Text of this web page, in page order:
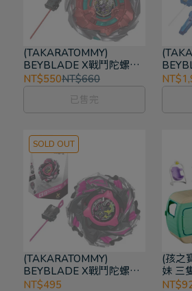
(TAKARATOMMY)
BEYBLADE X戰鬥陀螺
UX-19 子彈獅鷲H
NT$550NT$660
已售完
CX-
SOLD OUT
(TAKARATOMMY)
BEYBLADE X戰鬥陀螺
CX-13 龍王閃擊
NT$495
(孩之
妹 三